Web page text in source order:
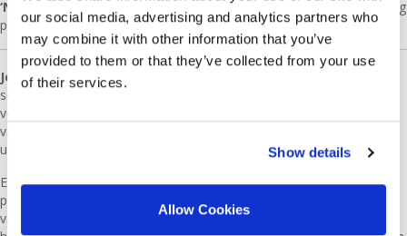
our social media, advertising and analytics partners who
may combine it with other information that you’ve
provided to them or that they’ve collected from your use
of their services.
Show details
Allow Cookies
‘Na’ CV : Regisseerde workflow, gaf leiding en training aan accounting
personeel dat zich bezig hield met de algemene boekhouding.
Je sollicitatiebrief is ZEER belangrijk.
sollicitatiegesprek verhogen door een sollicitatiebrief bij je CV te
voegen. De sollicitatiebrief geeft je een kans om jezelf door middel
van schrijven uit te drukken, hierin kan je je motivatie en interesses
uitgeleggen.
Een goed geschreven sollicitatiebrief zal je laten uitblinken bij een
potentiele werkgever. Je brief moet de nadruk leggen op je CV, je
vaardigheden en hoe zij je zullen helpen waarde toe te voegen aan